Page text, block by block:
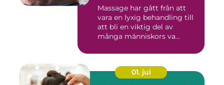
Massage har gått från att
vara en lyxig behandling till
att bli en viktig del av
många människors va...
01. jul